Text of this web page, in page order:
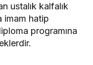
ustalık kalfalık
imam hatip
programına